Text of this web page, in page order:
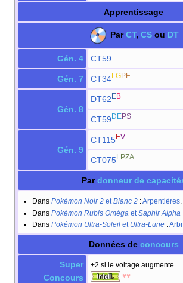
Apprentissage
ParCT, CSou DT
Gén. 4 CT59
Gén. 7 CT34 LGPE
Gén. 8
DT62 EB
CT59 DEPS
Gén. 9
CT115EV
CT075 LPZA
Pardonneur de
Dans Pokémon Noir 2et Blanc 2 :Arpentières.
Dans Pokémon Rubis Oméga et Saphir Alpha
Dans Pokémon Ultra-Soleilet Ultra-Lune :
Données de concours
Super
Concours
+2 si le voltage augmente.
♥♥